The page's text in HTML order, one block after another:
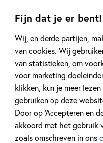
Fijn dat je er bent!
Wij, en derde partijen,
van cookies. Wij
van statistieken, om
voor marketing
klikken, kun je meer
gebruiken op deze
Door op ‘Accepteren en
akkoord met het gebruik
zoals omschreven in ons
11 JANUARI 2026
Ons Kinderpanel
‘Marvel Superhelden’
Kinderpanel